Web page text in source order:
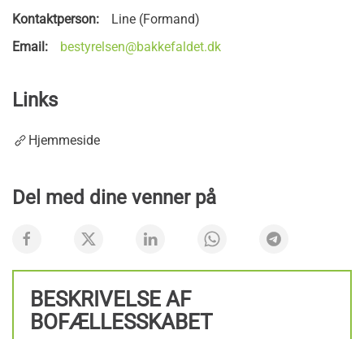
Kontaktperson:
Line (Formand)
Email:
bestyrelsen@bakkefaldet.dk
Links
Hjemmeside
Del med dine venner på
BESKRIVELSE AF
BOFÆLLESSKABET